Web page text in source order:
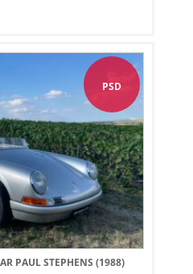
PSD
PAUL STEPHENS (1988)